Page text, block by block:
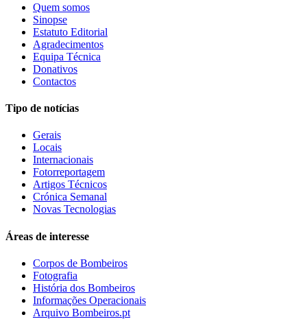
Quem somos
Sinopse
Estatuto Editorial
Agradecimentos
Equipa Técnica
Donativos
Contactos
Tipo de notícias
Gerais
Locais
Internacionais
Fotorreportagem
Artigos Técnicos
Crónica Semanal
Novas Tecnologias
Áreas de interesse
Corpos de Bombeiros
Fotografia
História dos Bombeiros
Informações Operacionais
Arquivo Bombeiros.pt